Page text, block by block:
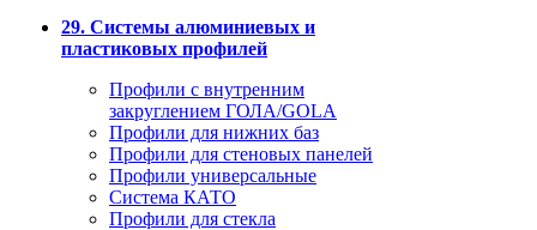
29. Системы алюминиевых и
пластиковых профилей
Профили с внутренним
закруглением ГОЛА/GOLA
Профили для нижних баз
Профили для стеновых панелей
Профили универсальные
Система КАТО
Профили для стекла